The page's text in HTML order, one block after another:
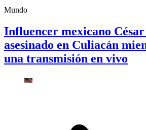
Mundo
Influencer mexicano
asesinado en Culiacán
una transmisión en vivo